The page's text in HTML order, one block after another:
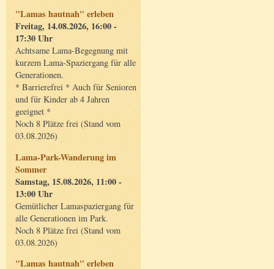
"Lamas hautnah" erleben
Freitag, 14.08.2026, 16:00 -
17:30 Uhr
Achtsame Lama-Begegnung mit
kurzem Lama-Spaziergang für alle
Generationen.
* Barrierefrei * Auch für Senioren
und für Kinder ab 4 Jahren
geeignet *
Noch 8 Plätze frei (Stand vom
03.08.2026)
Lama-Park-Wanderung im
Sommer
Samstag, 15.08.2026, 11:00 -
13:00 Uhr
Gemütlicher Lamaspaziergang für
alle Generationen im Park.
Noch 8 Plätze frei (Stand vom
03.08.2026)
"Lamas hautnah" erleben